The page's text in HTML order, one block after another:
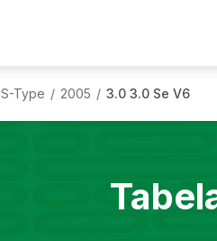
S-Type / 2005 / 3.0 3.0 Se V6